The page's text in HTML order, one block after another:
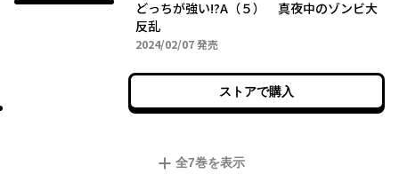
どっちが強い!?A（５） 真夜中のゾンビ大
反乱
2024/02/072024年02月07日
発売
ストアで購入
全7巻を表示